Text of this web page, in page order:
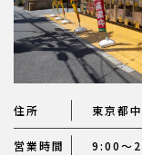
住所 東京都
営業時間 9:00～